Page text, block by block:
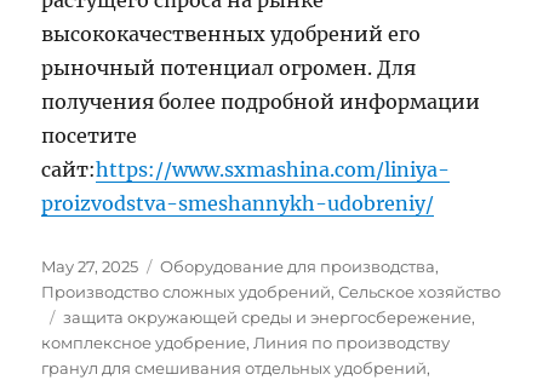
высококачественных удобрений его
рыночный потенциал огромен. Для
получения более подробной информации
посетите
сайт:https://www.sxmashina.com/liniya-
proizvodstva-smeshannykh-udobreniy/
Posted
on
May 27, 2025 Categories
Оборудование для производства,
Производство сложных удобрений,Сельское хозяйство
Tags
защита окружающей среды и энергосбережение,
комплексное удобрение, Линия по производству
гранул для смешивания отдельных удобрений,